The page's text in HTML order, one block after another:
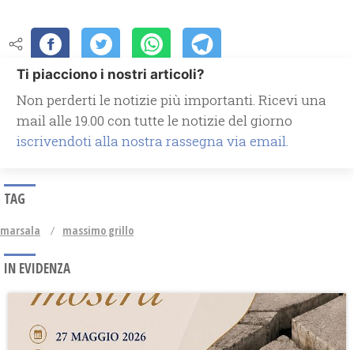
Ti piacciono i nostri articoli?
Non perderti le notizie più importanti. Ricevi una
mail alle 19.00 con tutte le notizie del giorno
iscrivendoti alla nostra rassegna via email.
TAG
marsala massimo grillo
IN EVIDENZA